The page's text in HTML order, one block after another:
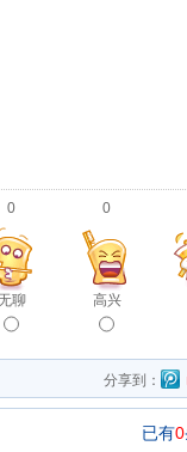
0
聊
0
高兴
分享到：